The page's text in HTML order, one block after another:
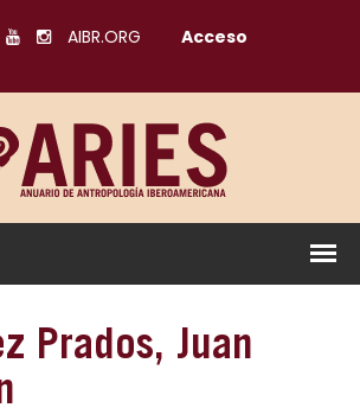
AIBR.ORG Acceso
Prados, Juan